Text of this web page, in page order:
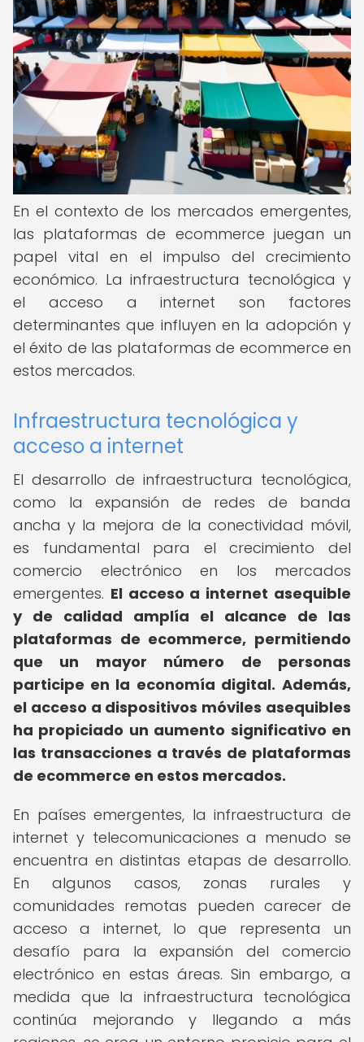
En el contexto de los mercados emergentes,
las plataformas de ecommerce juegan un
papel vital en el impulso del crecimiento
económico. La infraestructura tecnológica y
el acceso a internet son factores
determinantes que influyen en la adopción y
el éxito de las plataformas de ecommerce en
estos mercados.
Infraestructura tecnológica y
acceso a internet
El desarrollo de infraestructura tecnológica,
como la expansión de redes de banda
ancha y la mejora de la conectividad móvil,
es fundamental para el crecimiento del
comercio electrónico en los mercados
emergentes. El acceso a internet asequible
y de calidad amplía el alcance de las
plataformas de ecommerce, permitiendo
que un mayor número de personas
participe en la economía digital. Además,
el acceso a dispositivos móviles asequibles
ha propiciado un aumento significativo en
las transacciones a través de plataformas
de ecommerce en estos mercados.
En países emergentes, la infraestructura de
internet y telecomunicaciones a menudo se
encuentra en distintas etapas de desarrollo.
En algunos casos, zonas rurales y
comunidades remotas pueden carecer de
acceso a internet, lo que representa un
desafío para la expansión del comercio
electrónico en estas áreas. Sin embargo, a
medida que la infraestructura tecnológica
continúa mejorando y llegando a más